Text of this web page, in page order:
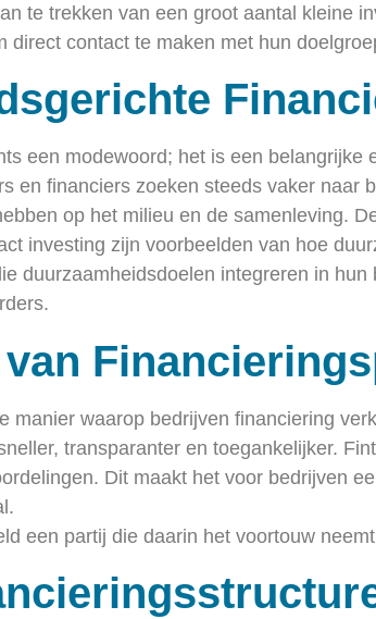
te trekken van een groot aantal kleine
direct contact te maken met hun
een modewoord; het is een belangrijke
en financiers zoeken steeds vaker naar
op het milieu en de samenleving.
investing zijn voorbeelden van hoe
duurzaamheidsdoelen integreren in
manier waarop bedrijven financiering
transparanter en toegankelijker.
Dit maakt het voor bedrijven
een partij die daarin het voortouw